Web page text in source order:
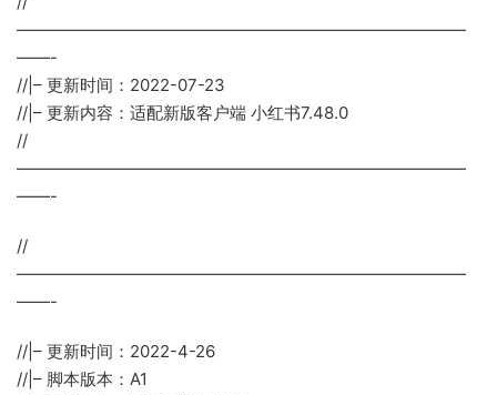
———————————————————————————
——-
//|– 更新时间：2022-07-23
//|– 更新内容：适配新版客户端 小红书7.48.0
//
———————————————————————————
——-
//
———————————————————————————
——-
//|– 更新时间：2022-4-26
//|– 脚本版本：A1